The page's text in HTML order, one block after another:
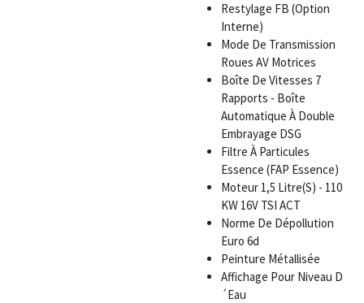
Restylage FB (Option
Interne)
Mode De Transmission
Roues AV Motrices
Boîte De Vitesses 7
Rapports - Boîte
Automatique À Double
Embrayage DSG
Filtre À Particules
Essence (FAP Essence)
Moteur 1,5 Litre(S) - 110
KW 16V TSI ACT
Norme De Dépollution
Euro 6d
Peinture Métallisée
Affichage Pour Niveau D
´Eau